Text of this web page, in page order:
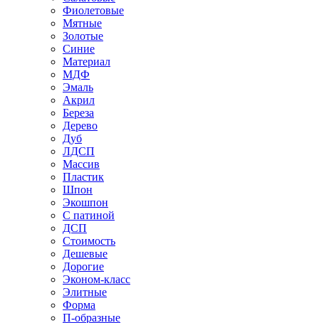
Фиолетовые
Мятные
Золотые
Синие
Материал
МДФ
Эмаль
Акрил
Береза
Дерево
Дуб
ЛДСП
Массив
Пластик
Шпон
Экошпон
С патиной
ДСП
Стоимость
Дешевые
Дорогие
Эконом-класс
Элитные
Форма
П-образные